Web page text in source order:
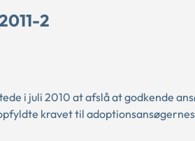
2
i juli 2010 at afslå at godkende
kravet til